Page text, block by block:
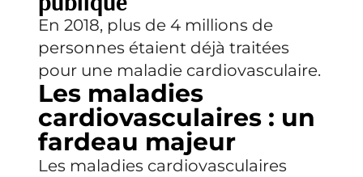
En 2018, plus de 4 millions de
personnes étaient déjà traitées
pour une maladie cardiovasculaire.
Les maladies
cardiovasculaires : un
fardeau majeur
Les maladies cardiovasculaires